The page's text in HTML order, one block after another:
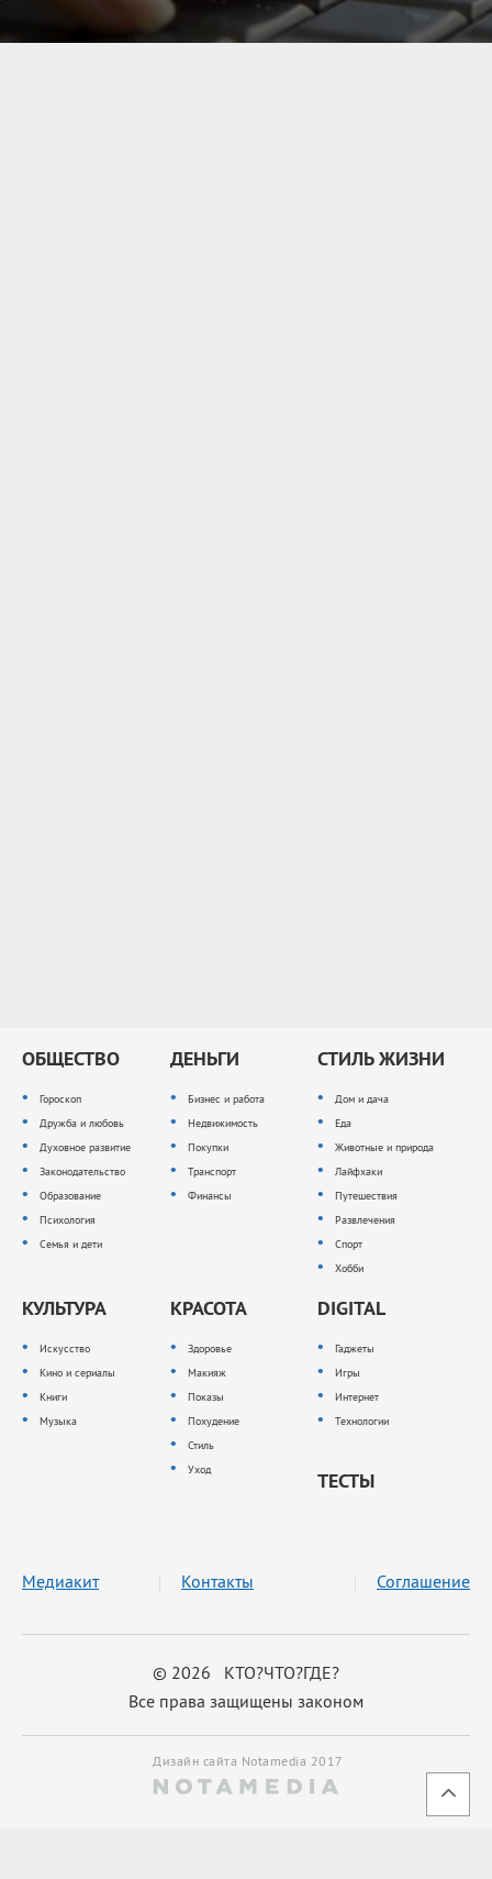
ОБЩЕСТВО
Гороскоп
Дружба и любовь
Духовное развитие
Законодательство
Образование
Психология
Семья и дети
ДЕНЬГИ
Бизнес и работа
Недвижимость
Покупки
Транспорт
Финансы
СТИЛЬ ЖИЗНИ
Дом и дача
Еда
Животные и природа
Лайфхаки
Путешествия
Развлечения
Спорт
Хобби
КУЛЬТУРА
Искусство
Кино и сериалы
Книги
Музыка
КРАСОТА
Здоровье
Макияж
Показы
Похудение
Стиль
Уход
DIGITAL
Гаджеты
Игры
Интернет
Технологии
ТЕСТЫ
© 2026 КТО?ЧТО?ГДЕ?
Все права защищены законом
Медиакит Контакты Соглашение
Дизайн сайта Notamedia 2017